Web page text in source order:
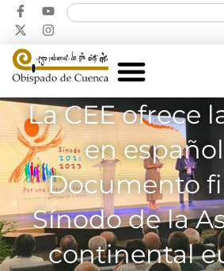
La CEE ofrece
en
Documento
Sínodo de la
continental